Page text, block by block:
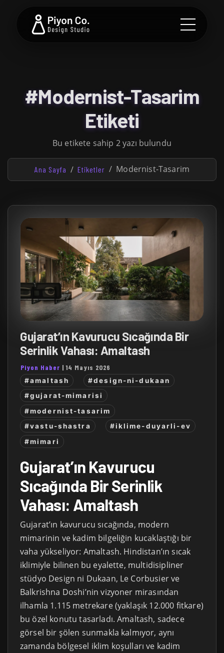
#Modernist-Tasarim
Etiketi
Bu etikete sahip 2 yazı bulundu
Ana Sayfa Etiketler Modernist-Tasarim
Gujarat’ın Kavurucu Sıcağında Bir
Serinlik Vahası: Amaltash
Piyon Haber |14 Mayıs 2026
#amaltash
#design-ni-dukaan
#gujarat-mimarisi
#modernist-tasarim
#vastu-shastra
#iklime-duyarli-ev
#mimari
Gujarat’ın Kavurucu
Sıcağında Bir Serinlik
Vahası: Amaltash
Gujarat’ın kavurucu sıcağında, modern
mimarinin ve kadim bilgeliğin kucaklaştığı bir
vaha yükseliyor: Amaltash. Hindistan’ın sıcak
iklimiyle bilinen bu eyalette, multidisipliner
stüdyo Design ni Dukaan, Le Corbusier ve
Balkrishna Doshi’nin vizyoner mirasından
ilhamla 1.115 metrekare (yaklaşık 12.000 fitkare)
bu özel konutu tasarladı. Amaltash, sadece
görsel bir şölen sunmakla kalmıyor, aynı
zamanda bölgesel iklim koşulları ve kadim